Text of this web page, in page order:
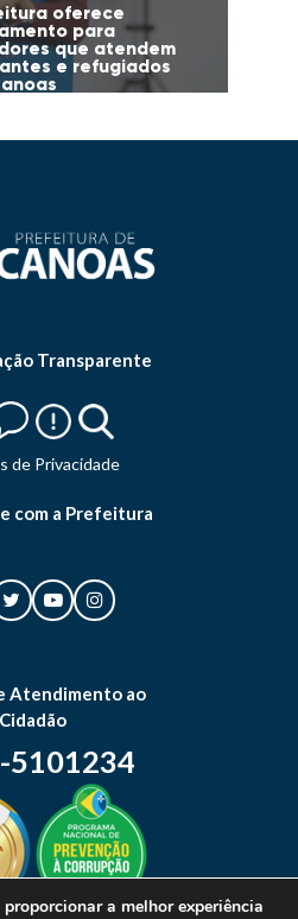
oferece
para
que atendem
e refugiados
Transparente
de Privacidade
com a Prefeitura
Atendimento ao
Cidadão
5101234
a melhor experiência